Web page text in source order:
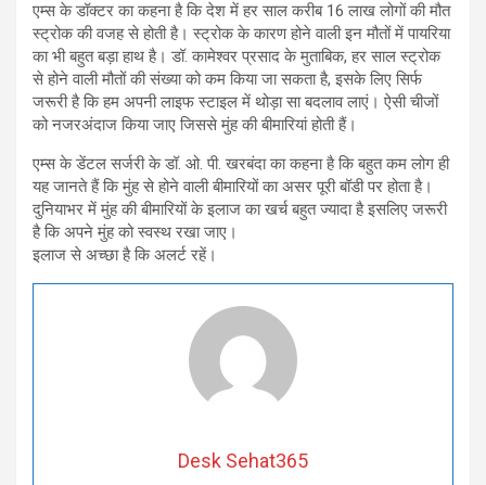
एम्स के डॉक्टर का कहना है कि देश में हर साल करीब 16 लाख लोगों की मौत
स्ट्रोक की वजह से होती है। स्ट्रोक के कारण होने वाली इन मौतों में पायरिया
का भी बहुत बड़ा हाथ है। डॉ. कामेश्वर प्रसाद के मुताबिक, हर साल स्ट्रोक
से होने वाली मौतों की संख्या को कम किया जा सकता है, इसके लिए सिर्फ
जरूरी है कि हम अपनी लाइफ स्टाइल में थोड़ा सा बदलाव लाएं। ऐसी चीजों
को नजरअंदाज किया जाए जिससे मुंह की बीमारियां होती हैं।
एम्स के डेंटल सर्जरी के डॉ. ओ. पी. खरबंदा का कहना है कि बहुत कम लोग ही
यह जानते हैं कि मुंह से होने वाली बीमारियों का असर पूरी बॉडी पर होता है।
दुनियाभर में मुंह की बीमारियों के इलाज का खर्च बहुत ज्यादा है इसलिए जरूरी
है कि अपने मुंह को स्वस्थ रखा जाए।
इलाज से अच्छा है कि अलर्ट रहें।
Desk Sehat365